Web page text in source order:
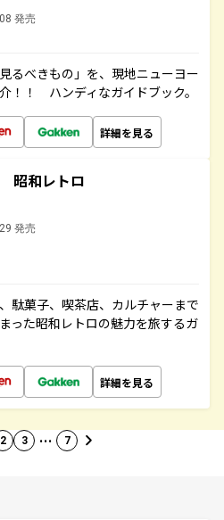
発売
るべきもの」を、現地ニューヨー
！！ ハンディなガイドブック。
詳細を見る
昭和レトロ
発売
駄菓子、喫茶店、カルチャーまで
った昭和レトロの魅力を旅するガ
詳細を見る
2 3 … 7